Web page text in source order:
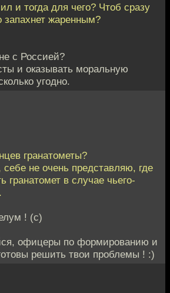
и тогда для чего? Чтоб сразу
запахнет жаренным?
с Россией?
и оказывать моральную
угодно.
гранатометы?
не очень представляю, где
гранатомет в случае чьего-
! (с)
офицеры по формированию и
решить твои проблемы ! :)